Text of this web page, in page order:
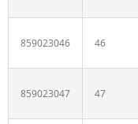
859023046 46
859023047 47